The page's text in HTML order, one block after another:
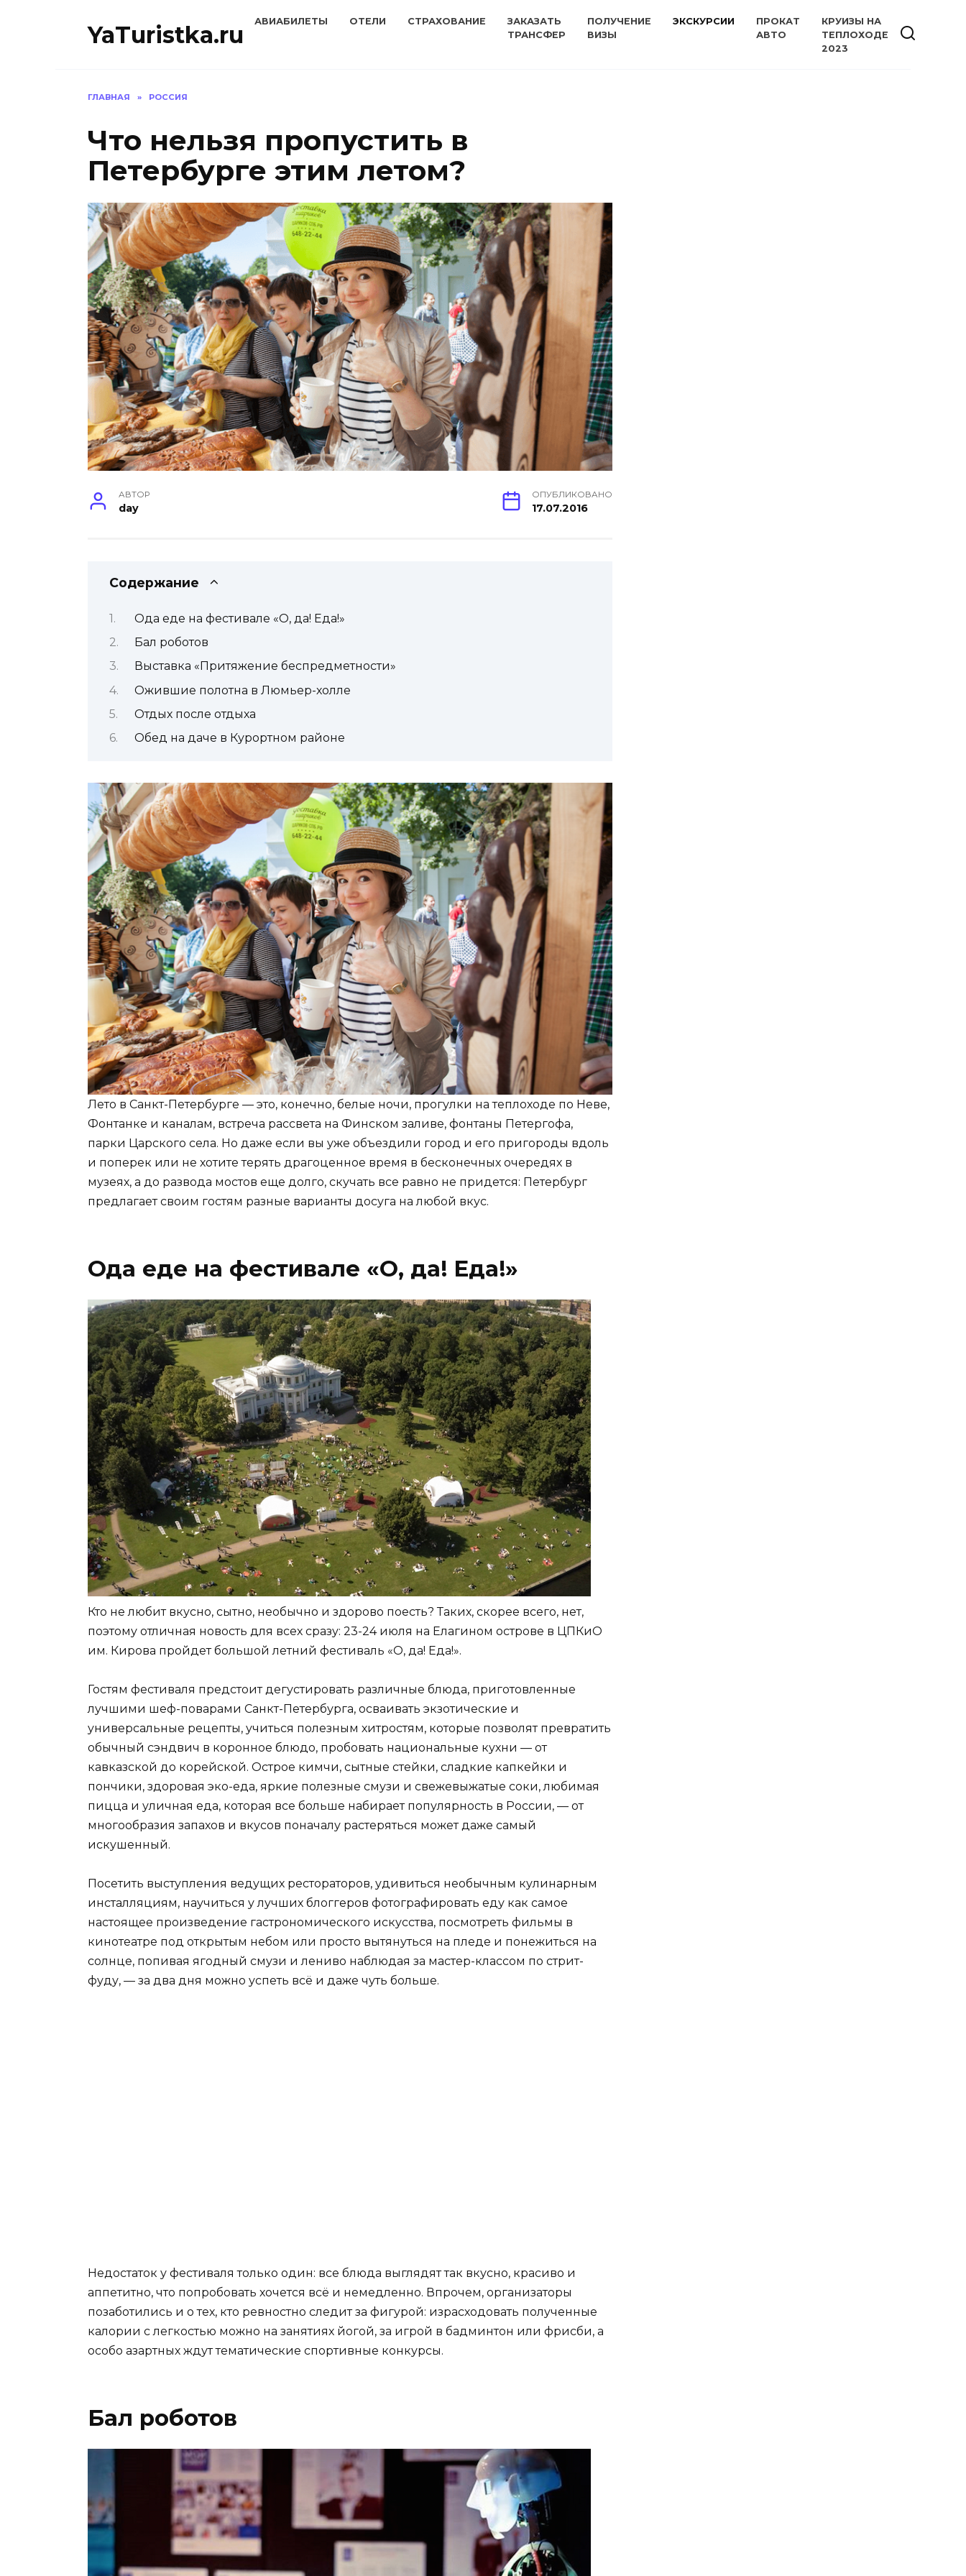
YaTuristka.ru АВИАБИЛЕТЫ ОТЕЛИ СТРАХОВАНИЕ
ЗАКАЗАТЬ
ТРАНСФЕР
ПОЛУЧЕНИЕ
ВИЗЫ
ЭКСКУРСИИ
ПРОКАТ
АВТО
КРУИЗЫ НА
ТЕПЛОХОДЕ
2023
ГЛАВНАЯ » РОССИЯ
Что нельзя пропустить в
Петербурге этим летом?
АВТОР
day
ОПУБЛИКОВАНО
17.07.2016
Содержание
Ода еде на фестивале «О, да! Еда!»
Бал роботов
Выставка «Притяжение беспредметности»
Ожившие полотна в Люмьер-холле
Отдых после отдыха
Обед на даче в Курортном районе
Лето в Санкт-Петербурге — это, конечно, белые ночи, прогулки на теплоходе по Неве,
Фонтанке и каналам, встреча рассвета на Финском заливе, фонтаны Петергофа,
парки Царского села. Но даже если вы уже объездили город и его пригороды вдоль
и поперек или не хотите терять драгоценное время в бесконечных очередях в
музеях, а до развода мостов еще долго, скучать все равно не придется: Петербург
предлагает своим гостям разные варианты досуга на любой вкус.
Ода еде на фестивале «О, да! Еда!»
Кто не любит вкусно, сытно, необычно и здорово поесть? Таких, скорее всего, нет,
поэтому отличная новость для всех сразу: 23-24 июля на Елагином острове в ЦПКиО
им. Кирова пройдет большой летний фестиваль «О, да! Еда!».
Гостям фестиваля предстоит дегустировать различные блюда, приготовленные
лучшими шеф-поварами Санкт-Петербурга, осваивать экзотические и
универсальные рецепты, учиться полезным хитростям, которые позволят превратить
обычный сэндвич в коронное блюдо, пробовать национальные кухни — от
кавказской до корейской. Острое кимчи, сытные стейки, сладкие капкейки и
пончики, здоровая эко-еда, яркие полезные смузи и свежевыжатые соки, любимая
пицца и уличная еда, которая все больше набирает популярность в России, — от
многообразия запахов и вкусов поначалу растеряться может даже самый
искушенный.
Посетить выступления ведущих рестораторов, удивиться необычным кулинарным
инсталляциям, научиться у лучших блоггеров фотографировать еду как самое
настоящее произведение гастрономического искусства, посмотреть фильмы в
кинотеатре под открытым небом или просто вытянуться на пледе и понежиться на
солнце, попивая ягодный смузи и лениво наблюдая за мастер-классом по стрит-
фуду, — за два дня можно успеть всё и даже чуть больше.
Недостаток у фестиваля только один: все блюда выглядят так вкусно, красиво и
аппетитно, что попробовать хочется всё и немедленно. Впрочем, организаторы
позаботились и о тех, кто ревностно следит за фигурой: израсходовать полученные
калории с легкостью можно на занятиях йогой, за игрой в бадминтон или фрисби, а
особо азартных ждут тематические спортивные конкурсы.
Бал роботов